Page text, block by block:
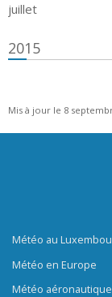
juillet
2015
Mis à jour le 8
Météo au
Météo en Europe
Météo aéronautique